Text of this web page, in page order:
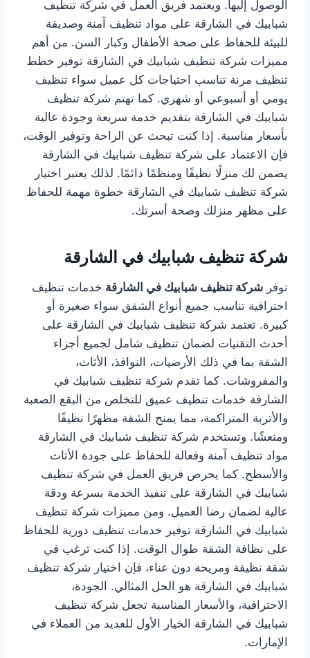
الوصول إليها. ويعتمد فريق العمل في شركة تنظيف
شبابيك في الشارقة على مواد تنظيف آمنة وصديقة
للبيئة للحفاظ على صحة الأطفال وكبار السن. من أهم
مميزات شركة تنظيف شبابيك في الشارقة توفير خطط
تنظيف مرنة تناسب احتياجات كل عميل سواء تنظيف
يومي أو أسبوعي أو شهري. كما تهتم شركة تنظيف
شبابيك في الشارقة بتقديم خدمة سريعة وجودة عالية
بأسعار مناسبة. إذا كنت تبحث عن الراحة وتوفير الوقت،
فإن الاعتماد على شركة تنظيف شبابيك في الشارقة
يضمن لك منزلًا نظيفًا ومنظمًا دائمًا. لذلك يعتبر اختيار
شركة تنظيف شبابيك في الشارقة خطوة مهمة للحفاظ
على مظهر منزلك وصحة أسرتك.
شركة تنظيف شبابيك في الشارقة
توفر شركة تنظيف شبابيك في الشارقة خدمات تنظيف
احترافية تناسب جميع أنواع الشقق سواء صغيرة أو
كبيرة. تعتمد شركة تنظيف شبابيك في الشارقة على
أحدث التقنيات لضمان تنظيف شامل لجميع أجزاء
الشقة بما في ذلك الأرضيات، النوافذ، الأثاث،
والمفروشات. كما تقدم شركة تنظيف شبابيك في
الشارقة خدمات تنظيف عميق للتخلص من البقع الصعبة
والأتربة المتراكمة، مما يمنح الشقة مظهرًا نظيفًا
ومنعشًا. وتستخدم شركة تنظيف شبابيك في الشارقة
مواد تنظيف آمنة وفعالة للحفاظ على جودة الأثاث
والأسطح. كما يحرص فريق العمل في شركة تنظيف
شبابيك في الشارقة على تنفيذ الخدمة بسرعة ودقة
عالية لضمان رضا العميل. ومن مميزات شركة تنظيف
شبابيك في الشارقة توفير خدمات تنظيف دورية للحفاظ
على نظافة الشقة طوال الوقت. إذا كنت ترغب في
شقة نظيفة ومريحة دون عناء، فإن اختيار شركة تنظيف
شبابيك في الشارقة هو الحل المثالي. الجودة،
الاحترافية، والأسعار المناسبة تجعل شركة تنظيف
شبابيك في الشارقة الخيار الأول للعديد من العملاء في
الإمارات.